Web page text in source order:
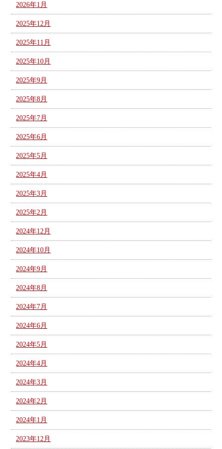
2026年1月
2025年12月
2025年11月
2025年10月
2025年9月
2025年8月
2025年7月
2025年6月
2025年5月
2025年4月
2025年3月
2025年2月
2024年12月
2024年10月
2024年9月
2024年8月
2024年7月
2024年6月
2024年5月
2024年4月
2024年3月
2024年2月
2024年1月
2023年12月